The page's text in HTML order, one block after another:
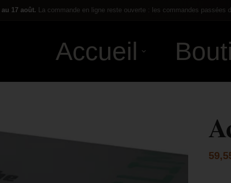
au 17 août. La commande en ligne reste ouverte : les commandes passées
Accueil